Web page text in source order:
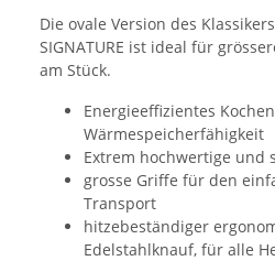
Die ovale Version des
SIGNATURE ist ideal für
am Stück.
Energieeffizientes
Wärmespeicherfähigkeit
Extrem hochwertige und
grosse Griffe für den
Transport
hitzebeständiger
Edelstahlknauf, für alle